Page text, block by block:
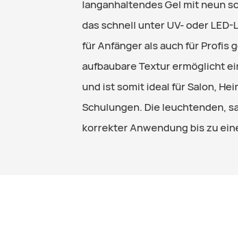
langanhaltendes Gel mit neun
das schnell unter UV- oder
für Anfänger als auch für Profis
aufbaubare Textur ermöglicht
und ist somit ideal für Salon,
Schulungen. Die leuchtenden,
korrekter Anwendung bis zu